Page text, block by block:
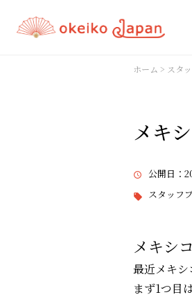
ホーム > スタ
メキ
公開日 ：
スタッフ
メキシ
最近メキシ
まず1つ目